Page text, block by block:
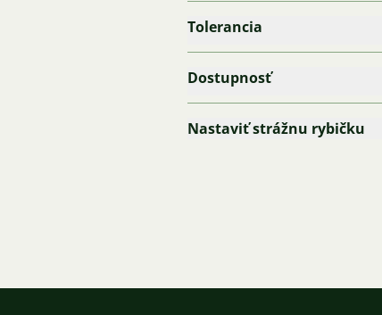
Tolerancia
Dostupnosť
Nastaviť strážnu rybičku